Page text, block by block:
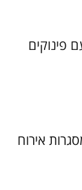
פינוקים
אירוח